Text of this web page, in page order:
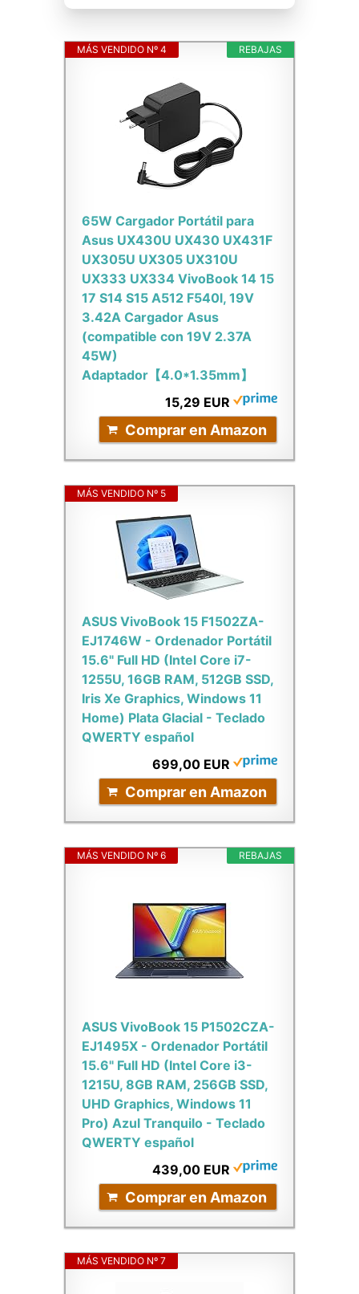
REBAJAS
MÁS VENDIDO Nº 4
65W Cargador Portátil para
Asus UX430U UX430 UX431F
UX305U UX305 UX310U
UX333 UX334 VivoBook 14 15
17 S14 S15 A512 F540l, 19V
3.42A Cargador Asus
(compatible con 19V 2.37A
45W)
Adaptador【4.0*1.35mm】
15,29 EUR
Comprar en Amazon
MÁS VENDIDO Nº 5
ASUS VivoBook 15 F1502ZA-
EJ1746W - Ordenador Portátil
15.6" Full HD (Intel Core i7-
1255U, 16GB RAM, 512GB SSD,
Iris Xe Graphics, Windows 11
Home) Plata Glacial - Teclado
QWERTY español
699,00 EUR
Comprar en Amazon
REBAJAS
MÁS VENDIDO Nº 6
ASUS VivoBook 15 P1502CZA-
EJ1495X - Ordenador Portátil
15.6" Full HD (Intel Core i3-
1215U, 8GB RAM, 256GB SSD,
UHD Graphics, Windows 11
Pro) Azul Tranquilo - Teclado
QWERTY español
439,00 EUR
Comprar en Amazon
MÁS VENDIDO Nº 7